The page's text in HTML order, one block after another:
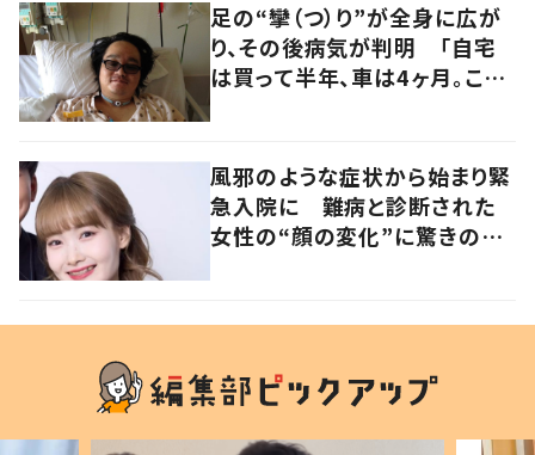
足の“攣（つ）り”が全身に広が
り、その後病気が判明 「自宅
は買って半年、車は4ヶ月。この
聞いた
風邪のような症状から始まり緊
急入院に 難病と診断された
女性の“顔の変化”に驚きの